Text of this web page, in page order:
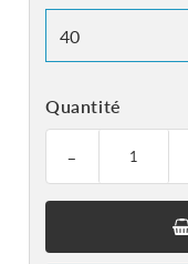
Quantité
-